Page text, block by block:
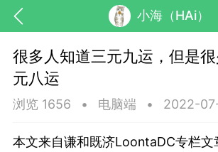
小海（HAi）
很多人知道三元九运，但是
元八运
浏览 1656 • 电脑端 • 2022-
本文来自谦和既济LoontaDC专栏文